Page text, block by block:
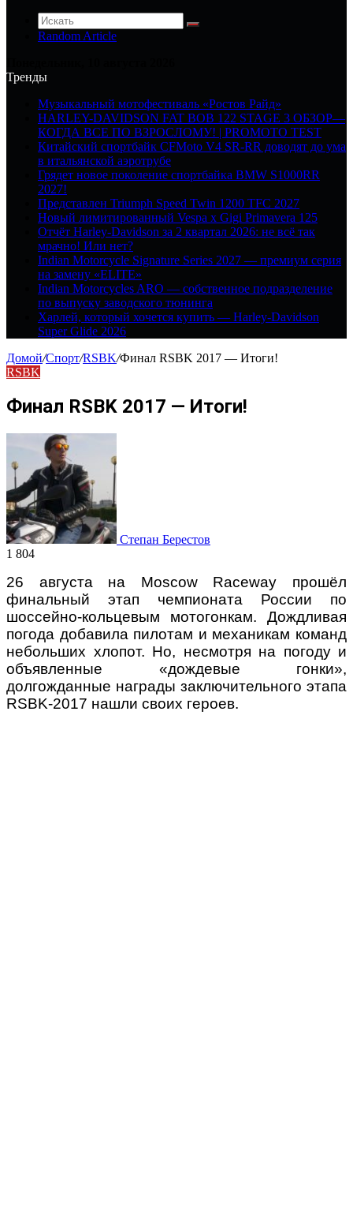
Random Article
Тренды
Музыкальный мотофестиваль «Ростов Райд»
HARLEY-DAVIDSON FAT BOB 122 STAGE 3 ОБЗОР—
КОГДА ВСЕ ПО ВЗРОСЛОМУ! | PROMOTO TEST
Китайский спортбайк CFMoto V4 SR-RR доводят до ума
в итальянской аэротрубе
Грядет новое поколение спортбайка BMW S1000RR
2027!
Представлен Triumph Speed Twin 1200 TFC 2027
Новый лимитированный Vespa x Gigi Primavera 125
Отчёт Harley-Davidson за 2 квартал 2026: не всё так
мрачно! Или нет?
Indian Motorcycle Signature Series 2027 — премиум серия
на замену «ELITE»
Indian Motorcycles ARO — собственное подразделение
по выпуску заводского тюнинга
Харлей, который хочется купить — Harley-Davidson
Super Glide 2026
Домой/Спорт/RSBK/Финал RSBK 2017 — Итоги!
RSBK
Финал RSBK 2017 — Итоги!
Степан Берестов
1 804
26 августа на Moscow Raceway прошёл
финальный этап чемпионата России по
шоссейно-кольцевым мотогонкам. Дождливая
погода добавила пилотам и механикам команд
небольших хлопот. Но, несмотря на погоду и
объявленные «дождевые гонки»,
долгожданные награды заключительного этапа
RSBK-2017 нашли своих героев.